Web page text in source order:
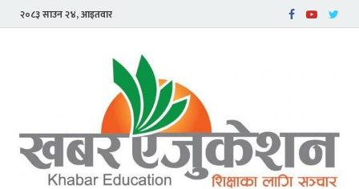
२०८३ साउन २४, आइतवार